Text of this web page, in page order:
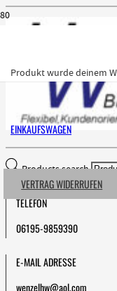
Produktwurde deinem
EINKAUFSWAGEN
VERTRAG WIDERRUFEN
Products search
TELEFON
06195-9859390
E-MAIL ADRESSE
wenzelhw@aol.com